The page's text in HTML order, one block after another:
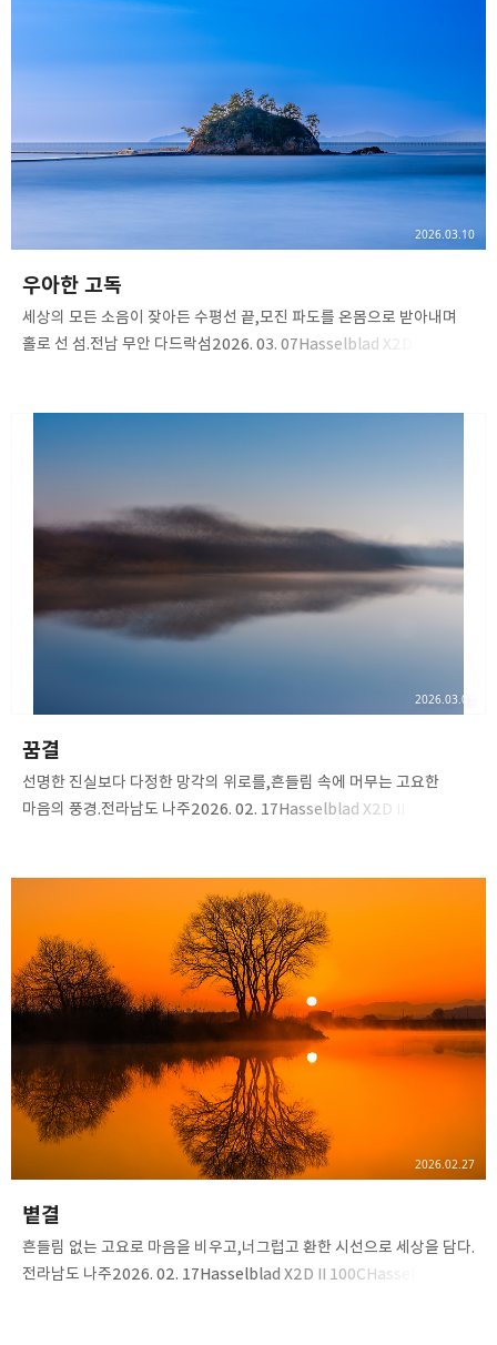
#35100E#hasselbladxcd35100
#hasselbladphotos#XCD35100E
#ShotOnHasselblad#shotfor500px
우아한 고독
2026.03.10
세상의 모든 소음이 잦아든 수평선 끝,모진 파도를 온몸으로 받아내며
홀로 선 섬.전남 무안 다드락섬2026. 03. 07Hasselblad X2D II
#hasselbladphotos#XCD35100E
#ShotOnHasselblad#shotfor500px
꿈결
2026.03.03
선명한 진실보다 다정한 망각의 위로를,흔들림 속에 머무는 고요한
마음의 풍경.전라남도 나주2026. 02. 17Hasselblad X2D II
평안 #꿈결 #고요 #마음 #시선 #명상사진#여행에미치다 #
대한민국구석구석 #미니멀리즘#핫셀블라드 #핫셀블라드X2DII #
핫셀X2DII#hasselblad #X2D2 #X2DII
#35100E#hasselbladxcd35100
#hasselbladphotos#XCD35100E
#ShotOnHasselblad#shotfor500px
볕결
2026.02.27
​흔들림 없는 고요로 마음을 비우고,너그럽고 환한 시선으로 세상을 담다.​
전라남도 나주2026. 02. 17​Hasselblad X2D II 100CHasselblad